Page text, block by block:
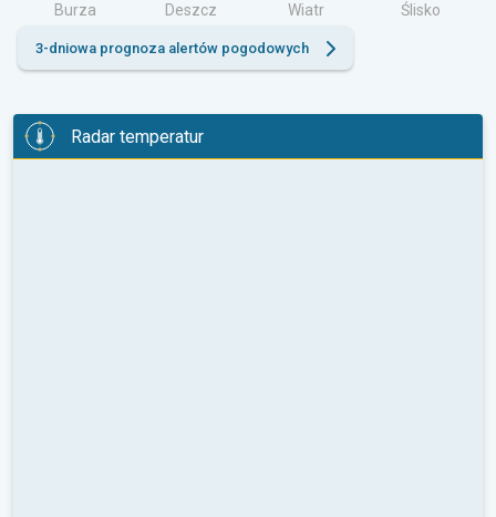
Burza Deszcz Wiatr Ślisko
3-dniowa prognoza alertów pogodowych
Radar temperatur